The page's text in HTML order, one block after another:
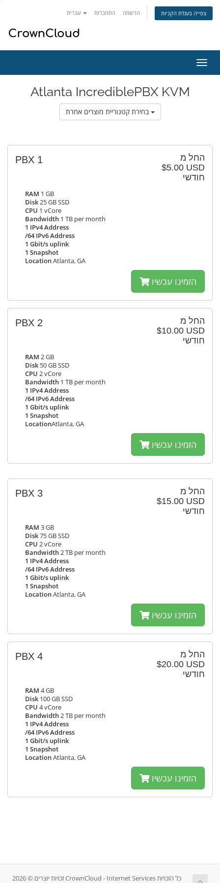
התחברות הרשמה צפייה בעגלת הקניות
ניווט
Atlanta IncrediblePBX KVM
בחירת קטגוריית מוצרים אחרת
החל מ
$5.00 USD
חודשי
PBX 1
RAM 1 GB
Disk25 GB SSD
CPU 1 vCore
Bandwidth 1 TB per month
1 IPv4 Address
/64 IPv6 Address
1 Gbit/s uplink
1 Snapshot
LocationAtlanta, GA
הזמינו עכשיו
החל מ
$10.00 USD
חודשי
PBX 2
RAM 2 GB
Disk 50 GB SSD
CPU 2 vCore
Bandwidth 1 TB per month
1 IPv4 Address
/64 IPv6 Address
1 Gbit/s uplink
1 Snapshot
LocationAtlanta, GA
הזמינו עכשיו
החל מ
$15.00 USD
חודשי
PBX 3
RAM 3 GB
Disk75 GB SSD
CPU 2 vCore
Bandwidth2 TB per month
1 IPv4 Address
/64 IPv6 Address
1 Gbit/s uplink
1 Snapshot
LocationAtlanta, GA
הזמינו עכשיו
החל מ
$20.00 USD
חודשי
PBX 4
RAM 4 GB
Disk 100 GB SSD
CPU 4 vCore
Bandwidth2 TB per month
1 IPv4 Address
/64 IPv6 Address
1 Gbit/s uplink
1 Snapshot
LocationAtlanta, GA
הזמינו עכשיו
זכויות יוצרים © 2026 CrownCloud - Internet Services כל הזכויות